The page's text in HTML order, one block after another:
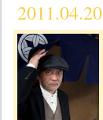
2011.04.20